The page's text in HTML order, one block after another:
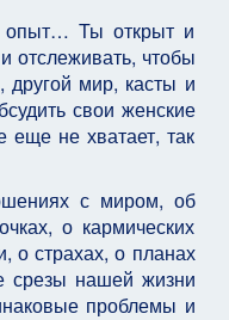
опыт… Ты открыт и
отслеживать, чтобы
другой мир, касты и
свои женские
не хватает, так
с миром, об
о кармических
о страхах, о планах
срезы нашей жизни
проблемы и